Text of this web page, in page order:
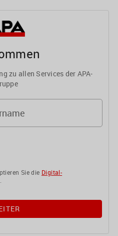
zu allen Services der APA-
Sie die Digital-